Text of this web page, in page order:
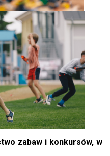
zabaw i konkursów, w